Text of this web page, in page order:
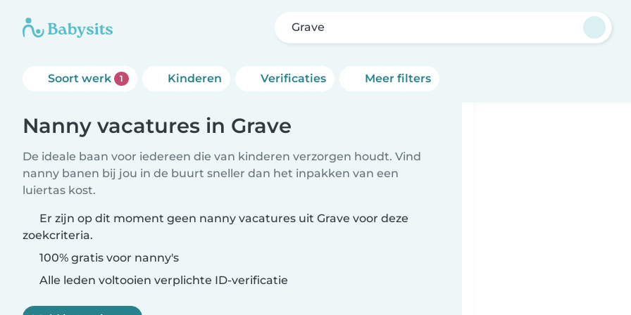
Grave
Soort werk 1 Kinderen Verificaties Meer filters
Nanny vacatures in Grave
De ideale baan voor iedereen die van kinderen verzorgen houdt. Vind
nanny banen bij jou in de buurt sneller dan het inpakken van een
luiertas kost.
Er zijn op dit moment geen nanny vacatures uit Grave voor deze
zoekcriteria.
100% gratis voor nanny's
Alle leden voltooien verplichte ID-verificatie